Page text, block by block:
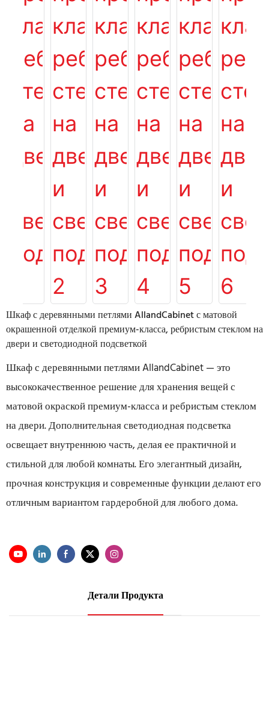
Шкаф с деревянными петлями AllandCabinet с матовой
окрашенной отделкой премиум-класса, ребристым стеклом на
двери и светодиодной подсветкой
Шкаф с деревянными петлями AllandCabinet — это
высококачественное решение для хранения вещей с
матовой окраской премиум-класса и ребристым стеклом
на двери. Дополнительная светодиодная подсветка
освещает внутреннюю часть, делая ее практичной и
стильной для любой комнаты. Его элегантный дизайн,
прочная конструкция и современные функции делают его
отличным вариантом гардеробной для любого дома.
Детали Продукта